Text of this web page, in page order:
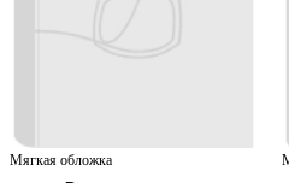
Мягкая обложка